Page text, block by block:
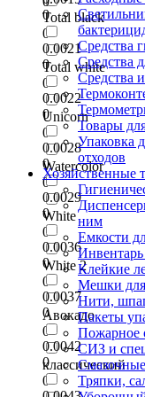
Total black
0
Total white
0
Unicorn
0
Watercolor
0
White
0
White 2
0
Авокадо
0
классический
0
0
0.0021
0
0.0022
0
0.0028
0
0.0029
0
0.0036
0
0.0037
0
0.0042
0
Средства
Средства
Средства
Товары
Упаковка
отходов
Хозяйственные
ним
Емкости
Инвентарь
Клейкие
Мешки
Нити,
Пакеты
Пожарное
СИЗ и
Тряпки,